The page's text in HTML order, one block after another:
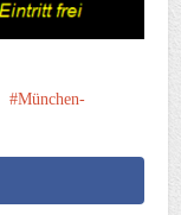
München-